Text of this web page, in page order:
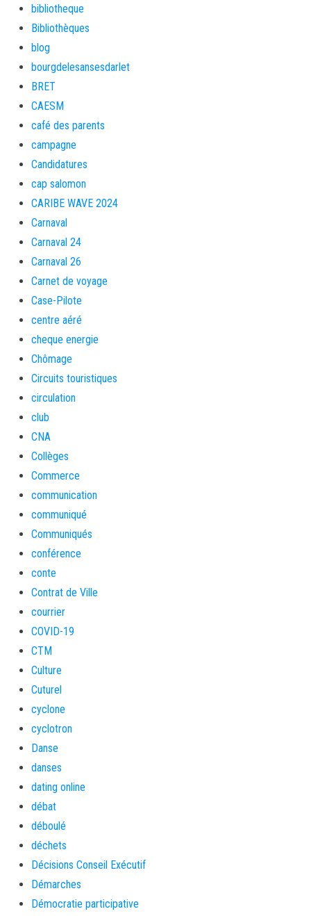
bibliotheque
Bibliothèques
blog
bourgdelesansesdarlet
BRET
CAESM
café des parents
campagne
Candidatures
cap salomon
CARIBE WAVE 2024
Carnaval
Carnaval 24
Carnaval 26
Carnet de voyage
Case-Pilote
centre aéré
cheque energie
Chômage
Circuits touristiques
circulation
club
CNA
Collèges
Commerce
communication
communiqué
Communiqués
conférence
conte
Contrat de Ville
courrier
COVID-19
CTM
Culture
Cuturel
cyclone
cyclotron
Danse
danses
dating online
débat
déboulé
déchets
Décisions Conseil Exécutif
Démarches
Démocratie participative